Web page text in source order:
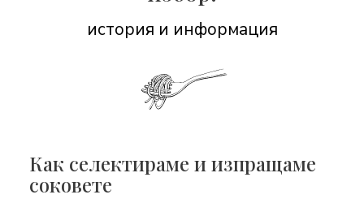
история и информация
Как селектираме и изпращаме
соковете